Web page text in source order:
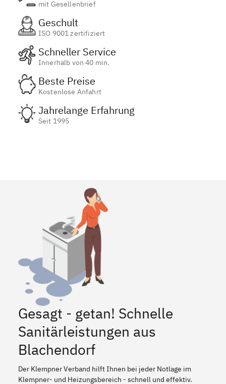
mit Gesellenbrief
Geschult
ISO 9001 zertifiziert
Schneller Service
Innerhalb von 40 min.
Beste Preise
Kostenlose Anfahrt
Jahrelange Erfahrung
Seit 1995
Gesagt - getan! Schnelle
Sanitärleistungen aus
Blachendorf
Der Klempner Verband hilft Ihnen bei jeder Notlage im
Klempner- und Heizungsbereich - schnell und effektiv.